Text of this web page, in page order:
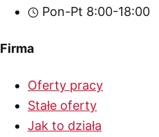
Pon-Pt 8:00-18:00
Firma
Oferty pracy
Stałe oferty
Jak to działa